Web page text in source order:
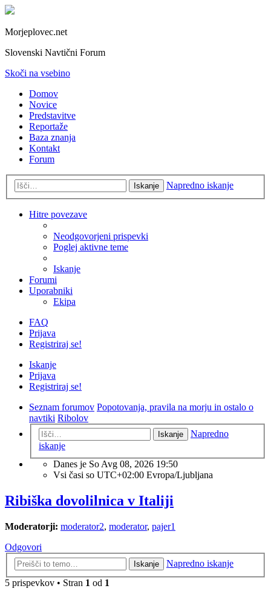
Morjeplovec.net
Slovenski Navtični Forum
Skoči na vsebino
Domov
Novice
Predstavitve
Reportaže
Baza znanja
Kontakt
Forum
Iskanje Napredno iskanje
Hitre povezave
Neodgovorjeni prispevki
Poglej aktivne teme
Iskanje
Forumi
Uporabniki
Ekipa
FAQ
Prijava
Registriraj se!
Iskanje
Prijava
Registriraj se!
Seznam forumov Popotovanja, pravila na morju in ostalo o
navtiki Ribolov
Iskanje
Napredno
iskanje
Danes je So Avg 08, 2026 19:50
Vsi časi so UTC+02:00 Evropa/Ljubljana
Ribiška dovolilnica v Italiji
Moderatorji: moderator2, moderator, pajer1
Odgovori
Iskanje
Napredno iskanje
5 prispevkov • Stran 1 od 1